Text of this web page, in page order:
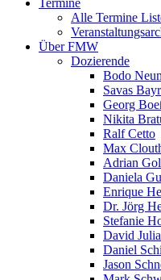
Alle Termine
Über FMW
Dozierende
Bodo
Savas
Georg
Nikita
Ralf Cetto
Max
Adrian
Daniela
Enrique
Dr. Jörg
Stefanie
David
Daniel
Jason